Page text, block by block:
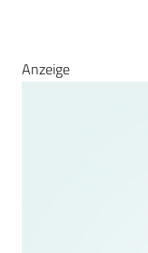
Anzeige